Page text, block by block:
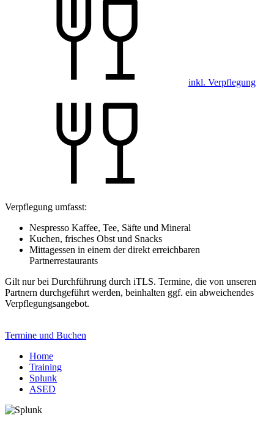
inkl. Verpflegung
Verpflegung umfasst:
Nespresso Kaffee, Tee, Säfte und Mineral
Kuchen, frisches Obst und Snacks
Mittagessen in einem der direkt erreichbaren
Partnerrestaurants
Gilt nur bei Durchführung durch iTLS. Termine, die von unseren
Partnern durchgeführt werden, beinhalten ggf. ein abweichendes
Verpflegungsangebot.
Termine und Buchen
Home
Training
Splunk
ASED